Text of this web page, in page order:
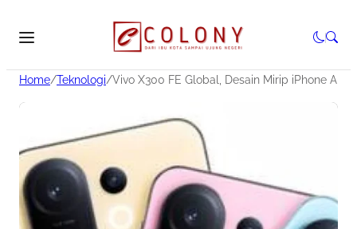
Home/Teknologi/Vivo X300 FE Global, Desain Mirip iPhone Air